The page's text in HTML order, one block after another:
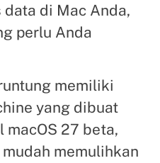
di Mac Anda,
perlu Anda
memiliki
yang dibuat
macOS 27 beta,
memulihkan